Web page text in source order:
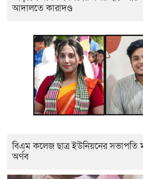
আদালতে কারাদণ্ড
বিএম কলেজ ছাত্র ইউনিয়নের সভাপতি
অর্ণব